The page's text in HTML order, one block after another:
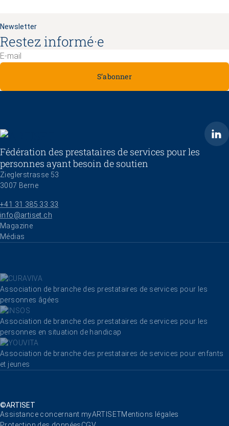
Newsletter
Restez informé·e
S’abonner
ARTISET
Fédération des prestataires de services pour les
personnes ayant besoin de soutien
Zieglerstrasse 53
3007 Berne
+41 31 385 33 33
info@artiset.ch
Aller au contenu
Magazine
Médias
Association de branche des prestataires de services pour les
personnes âgées
Association de branche des prestataires de services pour les
personnes en situation de handicap
Association de branche des prestataires de services pour enfants
et jeunes
©ARTISET
Aller au contenu
Assistance concernant myARTISETMentions légales